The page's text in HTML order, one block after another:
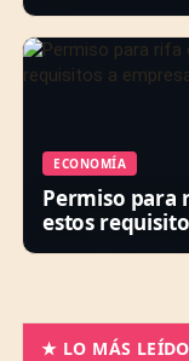
ECONOMÍA
Permiso para
estos
★ LO MÁS LEÍDO